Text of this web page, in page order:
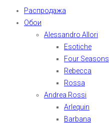
Распродажа
Обои
Alessandro Allori
Esotiche
Four Seasons
Rebecca
Rossa
Andrea Rossi
Arlequin
Barbana